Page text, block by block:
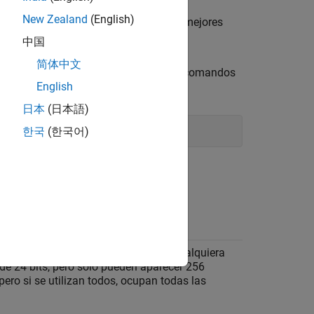
en escala de grises, obtendrá mejores
256 tonos de gris.
este comando en la línea de comandos
píxel de la pantalla:
pantalla de 8 bits puede producir cualquiera
24 bits, pero solo pueden aparecer 256
si se utilizan todos, ocupan todas las
New Zealand (English)
中国
简体中文
English
日本 (日本語)
한국 (한국어)